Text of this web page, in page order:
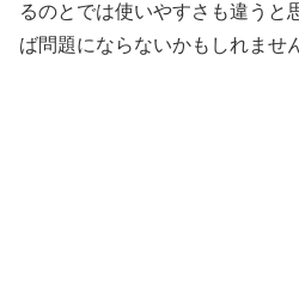
るのとでは使いやすさも違うと
ば問題にならないかもしれませ